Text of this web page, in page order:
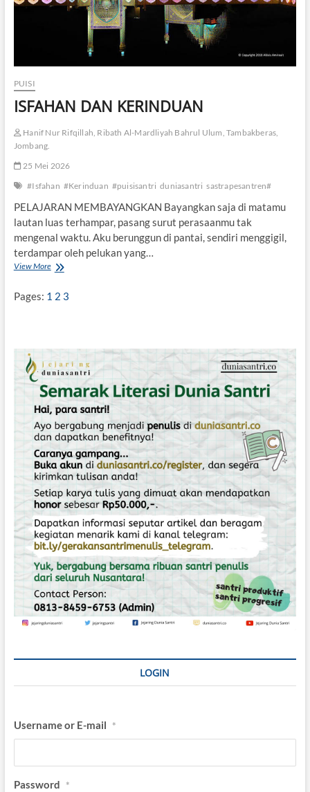
PUISI
ISFAHAN DAN KERINDUAN
Hanif Nur Rifqillah, Ribath Al-Mardliyah Bahrul Ulum, Tambakberas,
Jombang.
25 Mei 2026
#Isfahan #Kerinduan #puisisantri duniasantri sastrapesantren#
PELAJARAN MEMBAYANGKAN Bayangkan saja di matamu
lautan luas terhampar, pasang surut perasaanmu tak
mengenal waktu. Aku berunggun di pantai, sendiri menggigil,
terdampar oleh pelukan yang…
View MoreI
A
A
N
K
E
R
I
N
D
U
A
N
Pages: 1 2 3
LOGIN
Username or E-mail *
Password *